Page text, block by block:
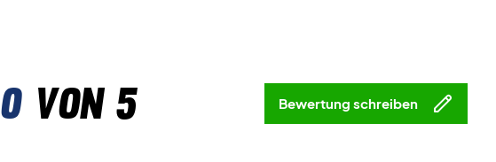
0von 5 Bewertung schreiben